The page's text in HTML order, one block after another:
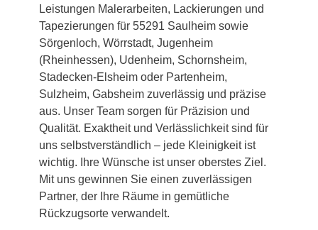
Leistungen Malerarbeiten, Lackierungen und
Tapezierungen für 55291 Saulheim sowie
Sörgenloch, Wörrstadt, Jugenheim
(Rheinhessen), Udenheim, Schornsheim,
Stadecken-Elsheim oder Partenheim,
Sulzheim, Gabsheim zuverlässig und präzise
aus. Unser Team sorgen für Präzision und
Qualität. Exaktheit und Verlässlichkeit sind für
uns selbstverständlich – jede Kleinigkeit ist
wichtig. Ihre Wünsche ist unser oberstes Ziel.
Mit uns gewinnen Sie einen zuverlässigen
Partner, der Ihre Räume in gemütliche
Rückzugsorte verwandelt.